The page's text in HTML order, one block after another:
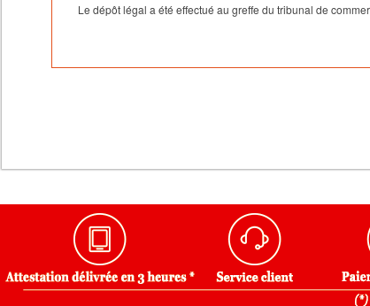
Le dépôt légal a été effectué au greffe du tribunal de